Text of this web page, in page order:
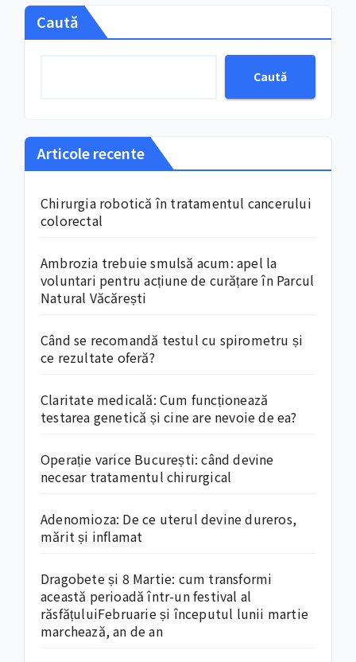
Caută
Caută
Articole recente
Chirurgia robotică în tratamentul cancerului
colorectal
Ambrozia trebuie smulsă acum: apel la
voluntari pentru acțiune de curățare în Parcul
Natural Văcărești
Când se recomandă testul cu spirometru și
ce rezultate oferă?
Claritate medicală: Cum funcționează
testarea genetică și cine are nevoie de ea?
Operație varice București: când devine
necesar tratamentul chirurgical
Adenomioza: De ce uterul devine dureros,
mărit și inflamat
Dragobete și 8 Martie: cum transformi
această perioadă într-un festival al
răsfățuluiFebruarie și începutul lunii martie
marchează, an de an